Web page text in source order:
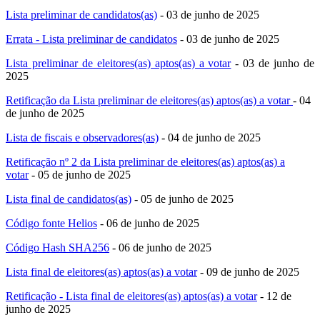
Lista preliminar de candidatos(as) - 03 de junho de 2025
Errata - Lista preliminar de candidatos - 03 de junho de 2025
Lista preliminar de eleitores(as) aptos(as) a votar- 03 de junho de
2025
Retificação da Lista preliminar de eleitores(as) aptos(as) a votar- 04
de junho de 2025
Lista de fiscais e observadores(as) - 04 de junho de 2025
Retificação nº 2 da Lista preliminar de eleitores(as) aptos(as) a
votar- 05 de junho de 2025
Lista final de candidatos(as) - 05 de junho de 2025
Código fonte Helios - 06 de junho de 2025
Código Hash SHA256 - 06 de junho de 2025
Lista final de eleitores(as) aptos(as) a votar- 09 de junho de 2025
Retificação - Lista final de eleitores(as) aptos(as) a votar- 12 de
junho de 2025